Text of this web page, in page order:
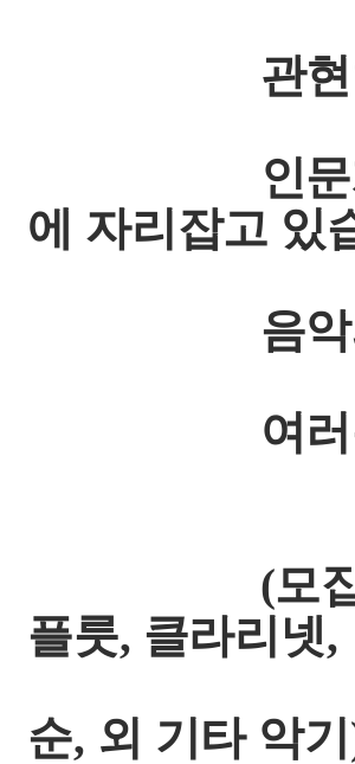
관현악단
인문계 캠
에 자리잡고 있
음악과 낭
여러분의
(모집 악기
플룻, 클라리넷,
트
순, 외 기타 악